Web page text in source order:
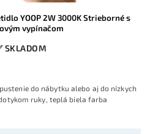
YOOP 2W 3000K Strieborné s
vypínačom
SKLADOM
do nábytku alebo aj do nízkych
ruky, teplá biela farba